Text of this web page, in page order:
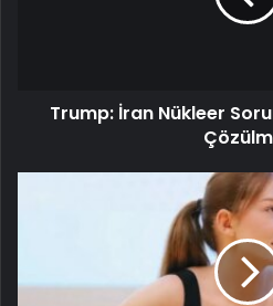
Trump: İran Nükleer